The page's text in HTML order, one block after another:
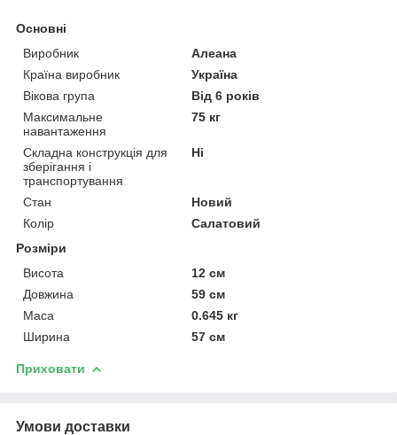
Основні
Виробник
Алеана
Країна виробник
Україна
Вікова група
Від 6 років
Максимальне
навантаження
75 кг
Складна конструкція для
зберігання і
транспортування
Ні
Стан
Новий
Колір
Салатовий
Розміри
Висота
12 см
Довжина
59 см
Маса
0.645 кг
Ширина
57 см
Приховати
Умови доставки